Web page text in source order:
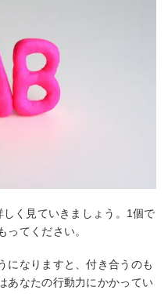
しく見ていきましょう。1個で
ってください。
になりますと、付き合うのも
あなたの行動力にかかってい